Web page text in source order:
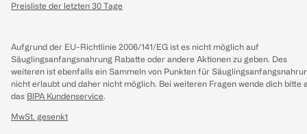
Preisliste der letzten 30 Tage
Aufgrund der EU-Richtlinie 2006/141/EG ist es nicht möglich auf
Säuglingsanfangsnahrung Rabatte oder andere Aktionen zu geben. Des
weiteren ist ebenfalls ein Sammeln von Punkten für
nicht erlaubt und daher nicht möglich. Bei weiteren Fragen wende dich bitte
das BIPA Kundenservice.
MwSt. gesenkt